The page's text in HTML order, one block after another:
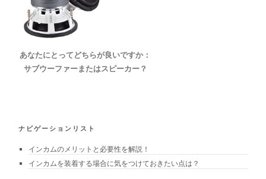
あなたにとってどちらが良いですか：
サブウーファーまたはスピーカー？
ナビゲーションリスト
インカムのメリットと必要性を解説！
インカムを装着する場合に気をつけておきたい点は？